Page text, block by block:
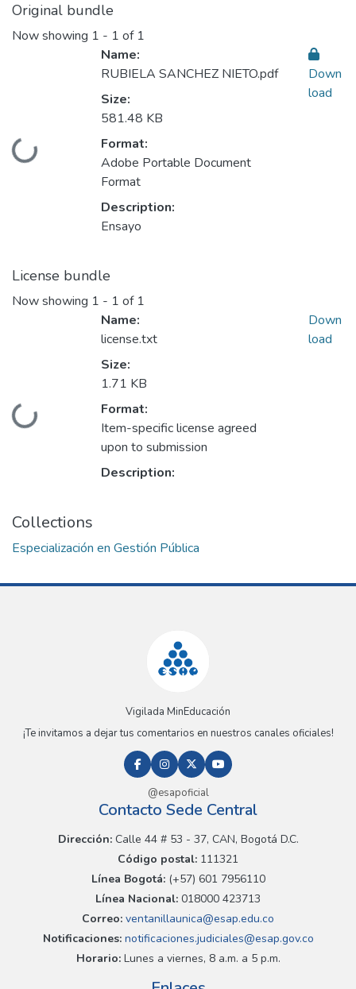
Original bundle
Now showing 1 - 1 of 1
Loading...
Name:
RUBIELA SANCHEZ NIETO.pdf
Size:
581.48 KB
Format:
Adobe Portable Document
Format
Description:
Ensayo
Down
load
License bundle
Now showing 1 - 1 of 1
Loading...
Name:
license.txt
Size:
1.71 KB
Format:
Item-specific license agreed
upon to submission
Description:
Down
load
Collections
Especialización en Gestión Pública
Vigilada MinEducación
¡Te invitamos a dejar tus comentarios en nuestros canales oficiales!
@esapoficial
Contacto Sede Central
Dirección:Calle 44 # 53 - 37, CAN, Bogotá D.C.
Código postal: 111321
Línea Bogotá:(+57) 601 7956110
Línea Nacional: 018000 423713
Correo: ventanillaunica@esap.edu.co
Notificaciones:notificaciones.judiciales@esap.gov.co
Horario:Lunes a viernes, 8 a.m. a 5 p.m.